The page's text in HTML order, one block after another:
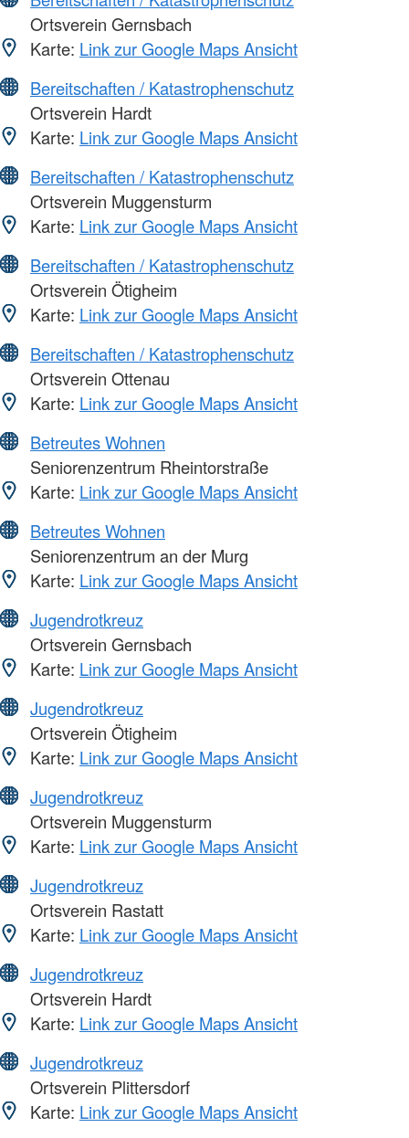
Ortsverein Gernsbach
Karte: Link zur Google Maps Ansicht
Bereitschaften / Katastrophenschutz
Ortsverein Hardt
Karte: Link zur Google Maps Ansicht
Bereitschaften / Katastrophenschutz
Ortsverein Muggensturm
Karte: Link zur Google Maps Ansicht
Bereitschaften / Katastrophenschutz
Ortsverein Ötigheim
Karte: Link zur Google Maps Ansicht
Bereitschaften / Katastrophenschutz
Ortsverein Ottenau
Karte: Link zur Google Maps Ansicht
Betreutes Wohnen
Seniorenzentrum Rheintorstraße
Karte: Link zur Google Maps Ansicht
Betreutes Wohnen
Seniorenzentrum an der Murg
Karte: Link zur Google Maps Ansicht
Jugendrotkreuz
Ortsverein Gernsbach
Karte: Link zur Google Maps Ansicht
Jugendrotkreuz
Ortsverein Ötigheim
Karte: Link zur Google Maps Ansicht
Jugendrotkreuz
Ortsverein Muggensturm
Karte: Link zur Google Maps Ansicht
Jugendrotkreuz
Ortsverein Rastatt
Karte: Link zur Google Maps Ansicht
Jugendrotkreuz
Ortsverein Hardt
Karte: Link zur Google Maps Ansicht
Jugendrotkreuz
Ortsverein Plittersdorf
Karte: Link zur Google Maps Ansicht